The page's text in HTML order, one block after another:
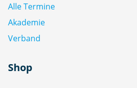
Alle Termine
Akademie
Verband
Shop